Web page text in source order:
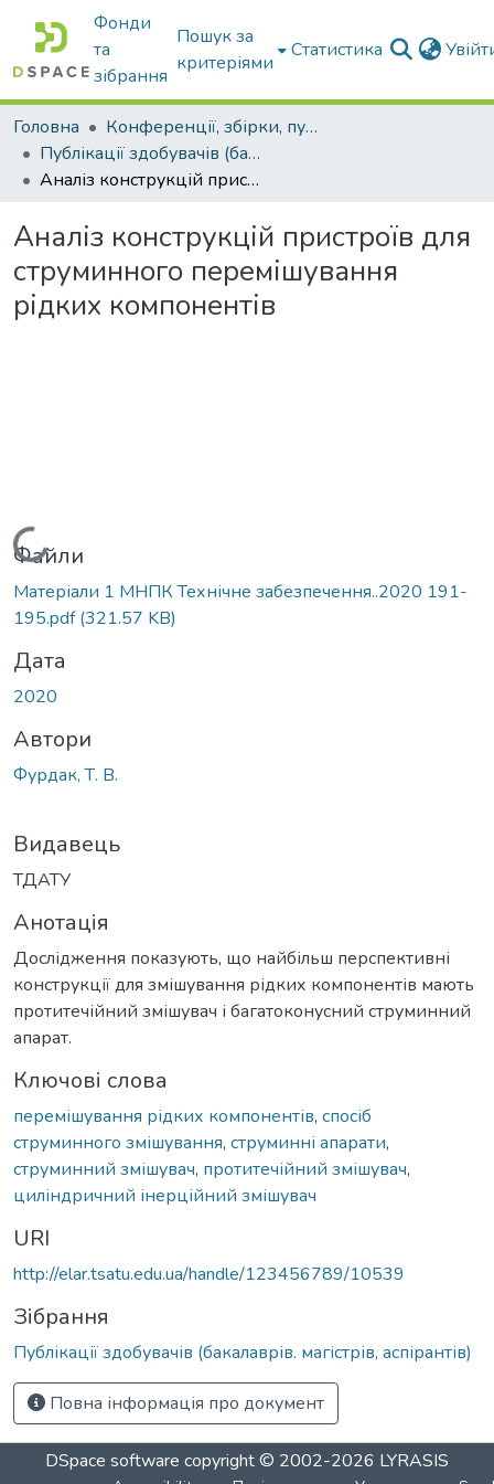
Фонди
та
зібрання
Пошук за
критеріями
Статистика
Головна
Конференції, збірки, публікації молодих вчених і здобувачів : магістрів, бакалаврів, аспірантів.
Публікації здобувачів (бакалаврів. магістрів, аспірантів)
Аналіз конструкцій пристроїв для струминного перемішування рідких компонентів
Аналіз конструкцій пристроїв для
струминного перемішування
рідких компонентів
Вантажиться...
Файли
Матеріали 1 МНПК Технічне забезпечення..2020 191-
195.pdf(321.57 KB)
Дата
2020
Автори
Фурдак, Т. В.
Видавець
ТДАТУ
Анотація
Дослідження показують, що найбільш перспективні
конструкції для змішування рідких компонентів мають
протитечійний змішувач і багатоконусний струминний
апарат.
Ключові слова
перемішування рідких компонентів, спосіб
струминного змішування, струминні апарати,
струминний змішувач, протитечійний змішувач,
циліндричний інерційний змішувач
URI
http://elar.tsatu.edu.ua/handle/123456789/10539
Зібрання
Публікації здобувачів (бакалаврів. магістрів, аспірантів)
Повна інформація про документ
DSpace software copyright © 2002-2026 LYRASIS